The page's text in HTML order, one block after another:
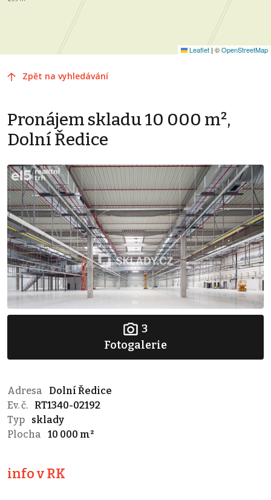
Leaflet | ©OpenStreetMap
Zpět na vyhledávání
Pronájem skladu 10 000 m²,
Dolní Ředice
3
Fotogalerie
Adresa
Dolní Ředice
Ev. č.
RT1340-02192
Typ
sklady
Plocha
10 000 m²
info v RK